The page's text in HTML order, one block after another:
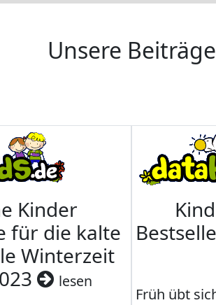
Unsere Beiträge
Kinder
für die kalte
Winterzeit
lesen
Früh übt